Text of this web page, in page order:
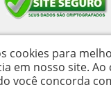
Ltda - CNPJ: 62.043.518/
cookies para
em nosso site. Ao
você concorda